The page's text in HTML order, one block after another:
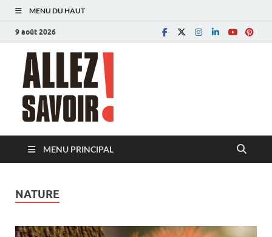
MENU DU HAUT
9 août 2026
MENU PRINCIPAL
NATURE